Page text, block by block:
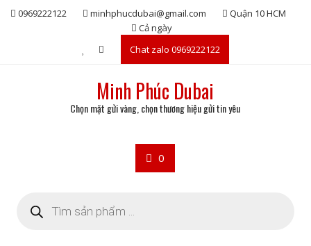
Skip0969222122 minhphucdubai@gmail.com
Quận 10 HCM
Cả ngày
Chat zalo 0969222122
Minh Phúc Dubai
Chọn mặt gửi vàng, chọn thương hiệu gửi tin yêu
0
kiếm
sản